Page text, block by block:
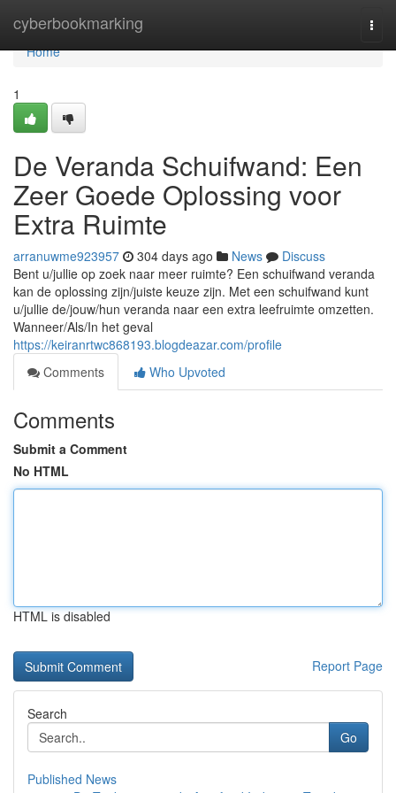
cyberbookmarking
Home
Home
1
De Veranda Schuifwand: Een
Zeer Goede Oplossing voor
Extra Ruimte
arranuwme923957 304 days ago News
Discuss
Bent u/jullie op zoek naar meer ruimte? Een schuifwand veranda
kan de oplossing zijn/juiste keuze zijn. Met een schuifwand kunt
u/jullie de/jouw/hun veranda naar een extra leefruimte omzetten.
Wanneer/Als/In het geval
https://keiranrtwc868193.blogdeazar.com/profile
Comments
Who Upvoted
Comments
Submit a Comment
No HTML
HTML is disabled
Report Page
Search
Go
Published News